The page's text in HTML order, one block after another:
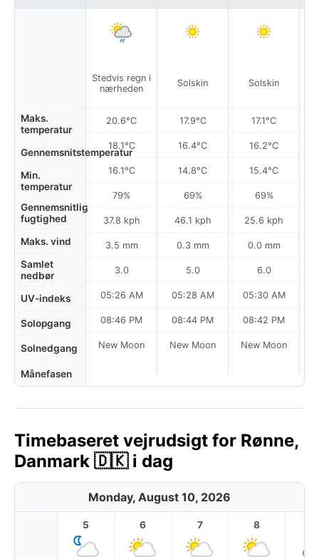
Maks.
temperatur
Gennemsnitstemperatur
Min.
temperatur
Gennemsnitlig
fugtighed
Maks. vind
Samlet
nedbør
UV-indeks
Solopgang
Solnedgang
Månefasen
Stedvis regn i
nærheden
20.6°C
18.1°C
16.1°C
79%
37.8 kph
3.5 mm
3.0
05:26 AM
08:46 PM
New Moon
Solskin
17.9°C
16.4°C
14.8°C
69%
46.1 kph
0.3 mm
5.0
05:28 AM
08:44 PM
New Moon
Solskin
17.1°C
16.2°C
15.4°C
69%
25.6 kph
0.0 mm
6.0
05:30 AM
08:42 PM
New Moon
Timebaseret vejrudsigt for Rønne,
Danmark 🇩🇰 i dag
Monday, August 10, 2026
5 6 7 8